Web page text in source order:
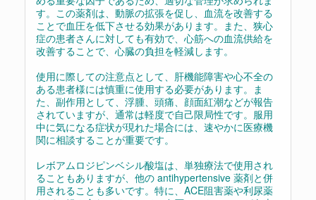
す。この薬剤は、動脈の拡張を促し、血流を改善する
ことで血圧を低下させる効果があります。また、狭心
症の患者さんに対しても有効で、心筋への血流供給を
改善することで、心臓の負担を軽減します。
使用に際しての注意点として、肝機能障害や心不全の
ある患者様には慎重に使用する必要があります。ま
た、副作用として、浮腫、頭痛、顔面紅潮などが報告
されていますが、通常は軽度で自己限局性です。服用
中に気になる症状が現れた場合には、速やかに医療機
関に相談することが重要です。
レボアムロジピンベシル酸塩は、単独療法で使用され
ることもありますが、他の antihypertensive 薬剤と併
用されることも多いです。特に、ACE阻害薬や利尿薬